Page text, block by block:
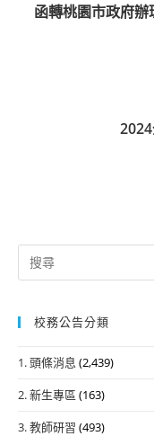
函轉桃園市政府
Search
for:
校務公告分類
1. 頭條消息 (2,439)
2. 新生專區 (163)
3. 教師研習 (493)